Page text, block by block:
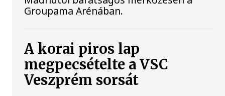
Groupama Arénában.
A korai piros lap
megpecsételte a VSC
Veszprém sorsát